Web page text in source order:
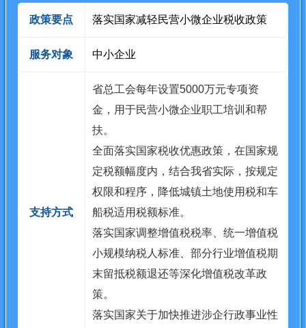
政策要点 落实国家减轻民营小微企业税收政策
服务对象 中小企业
支持方式
省总工会每年设置5000万元专项资
金，用于民营小微企业职工培训和帮
扶。
全面落实国家税收优惠政策，在国家规
定税额幅度内，结合我省实际，按规定
权限和程序，降低城镇土地使用税和车
船税适用税额标准。
落实国家调整增值税税率、统一增值税
小规模纳税人标准、部分行业增值税期
末留抵税额退还等深化增值税改革政
策。
落实国家关于加快推进涉企行政事业性